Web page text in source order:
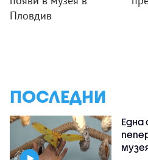
Пловдив
ПОСЛЕДНИ
Една